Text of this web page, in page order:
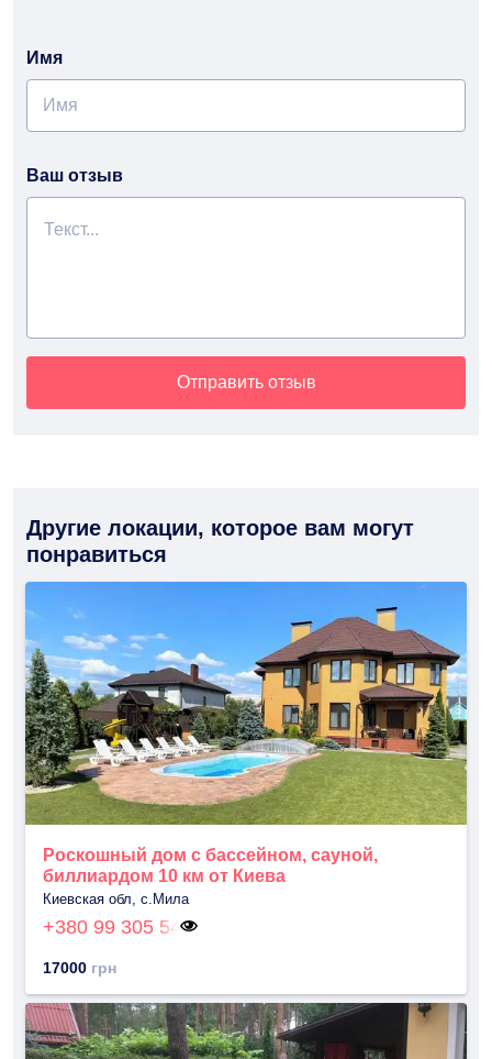
Имя
Ваш отзыв
Отправить отзыв
Другие локации, которое вам могут
понравиться
Роскошный дом с бассейном, сауной,
биллиардом 10 км от Киева
Киевская обл, с.Мила
+380 99 305 54
17000 грн